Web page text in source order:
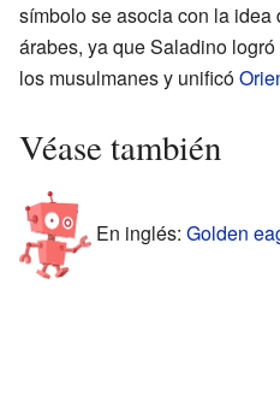
símbolo se asocia con la idea
árabes, ya que Saladino
los musulmanes y unificó
Véase también
En inglés: Golden